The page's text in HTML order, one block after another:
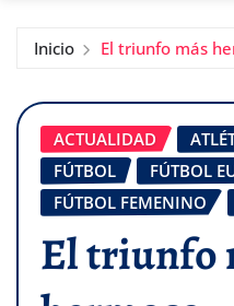
Inicio El triunfo más
ACTUALIDAD
FÚTBOL
FÚTBOL
FÚTBOL FEMENINO
El triunfo